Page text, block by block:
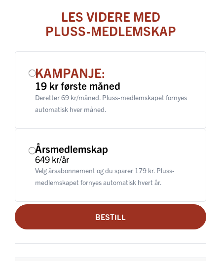
LES VIDERE MED
PLUSS-MEDLEMSKAP
KAMPANJE:
19 kr første måned
Deretter 69 kr/måned. Pluss-medlemskapet fornyes
automatisk hver måned.
Årsmedlemskap
649 kr/år
Velg årsabonnement og du sparer 179 kr. Pluss-
medlemskapet fornyes automatisk hvert år.
BESTILL